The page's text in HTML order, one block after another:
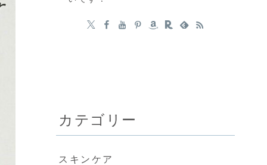
カテゴリー
スキンケア